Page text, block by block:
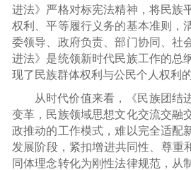
进法》严格对标宪法精神，将民族
权利、平等履行义务的基本准则，
委领导、政府负责、部门协同、社
进法》是统领新时代民族工作的总
现了民族群体权利与公民个人权利
从时代价值来看，《民族团结
变革，民族领域思想文化交流交融
政推动的工作模式，难以完全适配
发展阶段，紧扣增进共同性、尊重
同体理念转化为刚性法律规范，从